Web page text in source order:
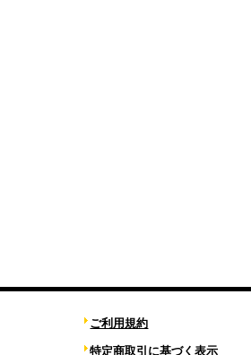
ご利用規約
特定商取引に基づく表示